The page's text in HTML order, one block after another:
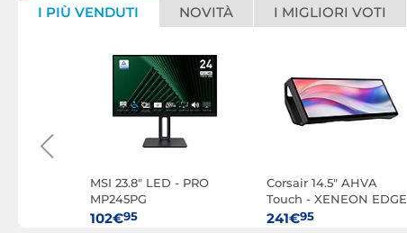
I PIÙ VENDUTI NOVITÀ I MIGLIORI VOTI
MSI 23.8" LED - PRO
MP245PG
102€95
Corsair 14.5" AHVA
Touch - XENEON EDGE
(Nero)
241€95